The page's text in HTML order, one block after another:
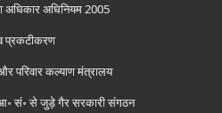
अधिकार अधिनियम 2005
प्रकटीकरण
परिवार कल्याण मंत्रालय
सं॰ से जुड़े गैर सरकारी संगठन